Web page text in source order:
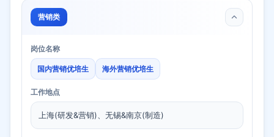
营销类
岗位名称
国内营销优培生 海外营销优培生
工作地点
上海(研发&营销)、无锡&南京(制造)